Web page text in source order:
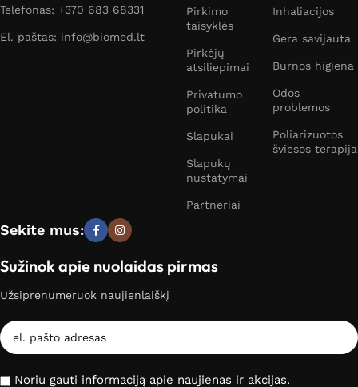
Telefonas: +370 683 68331
El. paštas: info@biomed.lt
Pirkimo
taisyklės
Pirkėjų
atsiliepimai
Privatumo
politika
Slapukai
Slapukų
nustatymai
Partneriai
Inhaliacijos
Gera savijauta
Burnos higiena
Odos
problemos
Poliarizuotos
šviesos terapija
Sekite mus:
Sužinok apie nuolaidas pirmas
Užsiprenumeruok naujienlaiškį
Noriu gauti informaciją apie naujienas ir akcijas.